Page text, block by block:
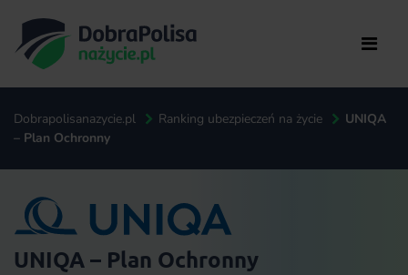
Dobrapolisanazycie.pl Ranking ubezpieczeń na życie
UNIQA
– Plan Ochronny
UNIQA – Plan Ochronny